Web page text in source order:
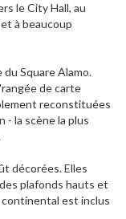
le City Hall, au
à beaucoup
Square Alamo.
de carte
reconstituées
- la scène la plus
décorées. Elles
plafonds hauts et
est inclus